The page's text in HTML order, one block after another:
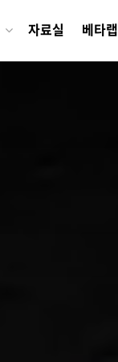
자료실 베타랩